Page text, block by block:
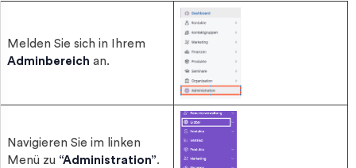
Melden Sie sich in Ihrem
Adminbereich an.
Navigieren Sie im linken
Menü zu “Administration”.